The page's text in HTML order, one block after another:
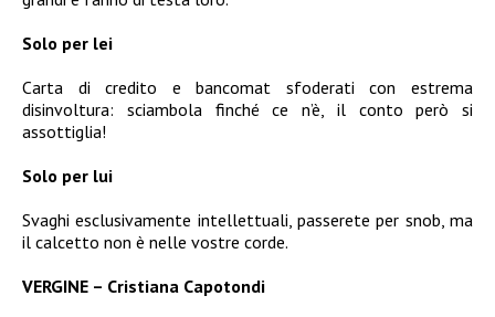
Solo per lei
Carta di credito e bancomat sfoderati con estrema
disinvoltura: sciambola finché ce n’è, il conto però si
assottiglia!
Solo per lui
Svaghi esclusivamente intellettuali, passerete per snob, ma
il calcetto non è nelle vostre corde.
VERGINE – Cristiana Capotondi